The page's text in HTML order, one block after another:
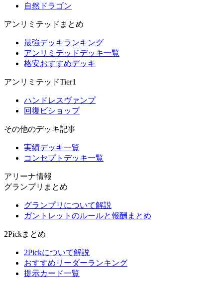
自然ドラゴン
アンリミテッドまとめ
最強デッキランキング
アンリミテッドデッキ一覧
格安おすすめデッキ
アンリミテッドTier1
ハンドレスヴァンプ
回復ビショップ
その他のデッキ記事
実績デッキ一覧
コンセプトデッキ一覧
アリーナ情報
グランプリまとめ
グランプリについて解説
ガントレットのルールと報酬まとめ
2Pickまとめ
2Pickについて解説
おすすめリーダーランキング
提示カード一覧